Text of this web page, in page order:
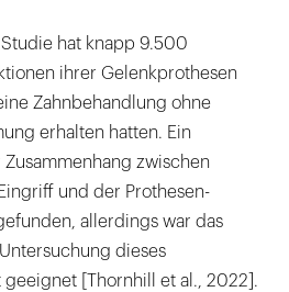
hat knapp 9.500
ihrer Gelenkprothesen
Zahnbehandlung ohne
erhalten hatten. Ein
zwischen
und der Prothesen-
allerdings war das
dieses
geeignet [Thornhill et al., 2022].